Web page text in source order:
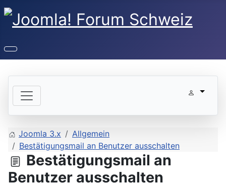
Joomla 3.x
Allgemein
Bestätigungsmail an Benutzer ausschalten
Bestätigungsmail an
Benutzer ausschalten